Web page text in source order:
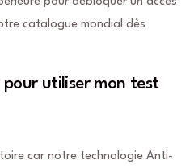
catalogue mondial dès
pour utiliser mon test
car notre technologie Anti-